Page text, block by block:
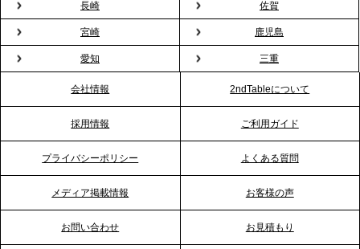
2026.1.26
プレスリリースのご案内｜もう「義理チョコ」で悩
まない。職場のバレンタインをケータリングで“福利
厚生”化。採用にも効く新スタイルを提案
2026.1.23
RKB毎日放送「RKB NEWS」で、2ndTable「恵方
巻きケータリング」が紹介されました
2026.1.20
る？「恵方巻きケータリング」で、社内コミュニケ
長崎 佐賀
宮崎 鹿児島
愛知 三重
会社情報 2ndTableについて
採用情報 ご利用ガイド
プライバシーポリシー よくある質問
メディア掲載情報 お客様の声
お問い合わせ お見積もり